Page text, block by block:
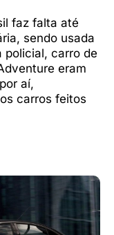
faz falta até
sendo usada
policial, carro de
eram
aí,
carros feitos